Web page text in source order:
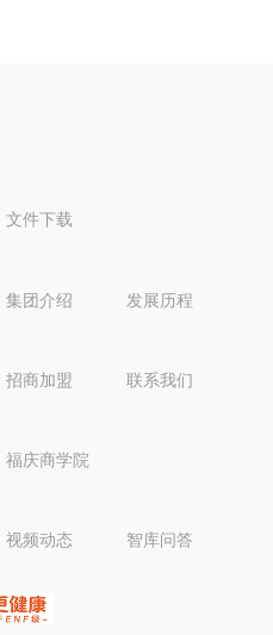
文件下载
集团介绍 发展历程
招商加盟 联系我们
福庆商学院
视频动态 智库问答